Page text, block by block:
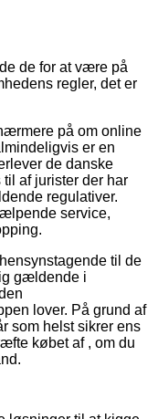
de for at være på
regler, det er
på om online
er en
de danske
af jurister der har
regulativer.
service,
til de
gældende i
lover. På grund af
som helst sikrer ens
købet af , om du